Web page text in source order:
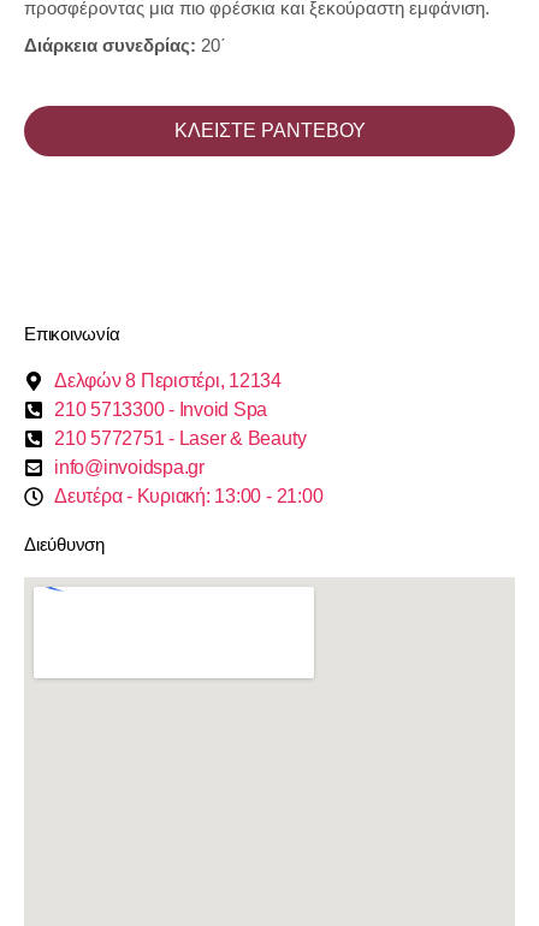
προσφέροντας μια πιο φρέσκια και ξεκούραστη εμφάνιση.
Διάρκεια συνεδρίας: 20΄
ΚΛΕΙΣΤΕ ΡΑΝΤΕΒΟΥ
Επικοινωνία
Δελφών 8 Περιστέρι, 12134
210 5713300 - Invoid Spa
210 5772751 - Laser & Beauty
info@invoidspa.gr
Δευτέρα - Κυριακή: 13:00 - 21:00
Διεύθυνση